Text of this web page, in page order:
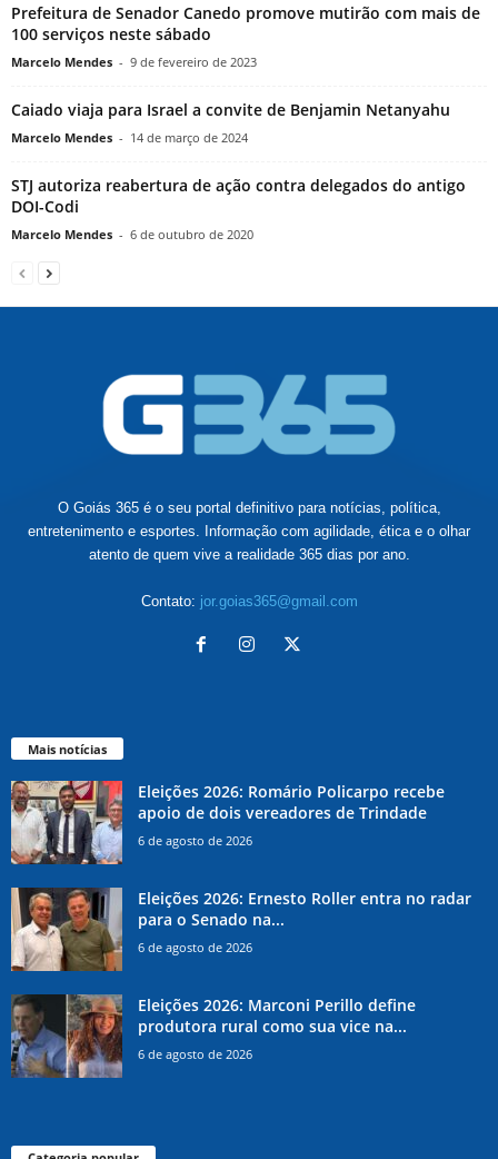
Prefeitura de Senador Canedo promove mutirão com mais de
100 serviços neste sábado
Marcelo Mendes - 9 de fevereiro de 2023
Caiado viaja para Israel a convite de Benjamin Netanyahu
Marcelo Mendes - 14 de março de 2024
STJ autoriza reabertura de ação contra delegados do antigo
DOI-Codi
Marcelo Mendes - 6 de outubro de 2020
O Goiás 365 é o seu portal definitivo para notícias, política,
entretenimento e esportes. Informação com agilidade, ética e o olhar
atento de quem vive a realidade 365 dias por ano.
Contato: jor.goias365@gmail.com
Mais notícias
Eleições 2026: Romário Policarpo recebe
apoio de dois vereadores de Trindade
6 de agosto de 2026
Eleições 2026: Ernesto Roller entra no radar
para o Senado na...
6 de agosto de 2026
Eleições 2026: Marconi Perillo define
produtora rural como sua vice na...
6 de agosto de 2026